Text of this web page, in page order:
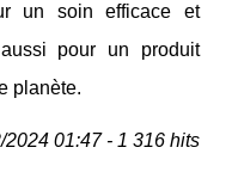
un soin efficace et
pour un produit
planète.
2024 01:47 - 1 316 hits